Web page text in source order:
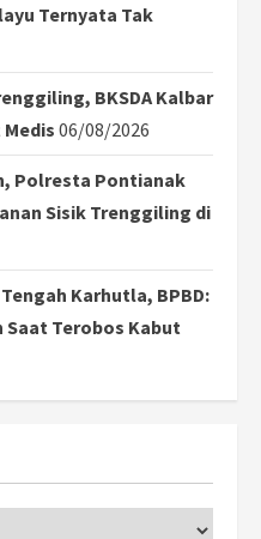
Ternyata Tak
BKSDA Kalbar
06/08/2026
Polresta Pontianak
Sisik Trenggiling di
Karhutla, BPBD:
Saat Terobos Kabut